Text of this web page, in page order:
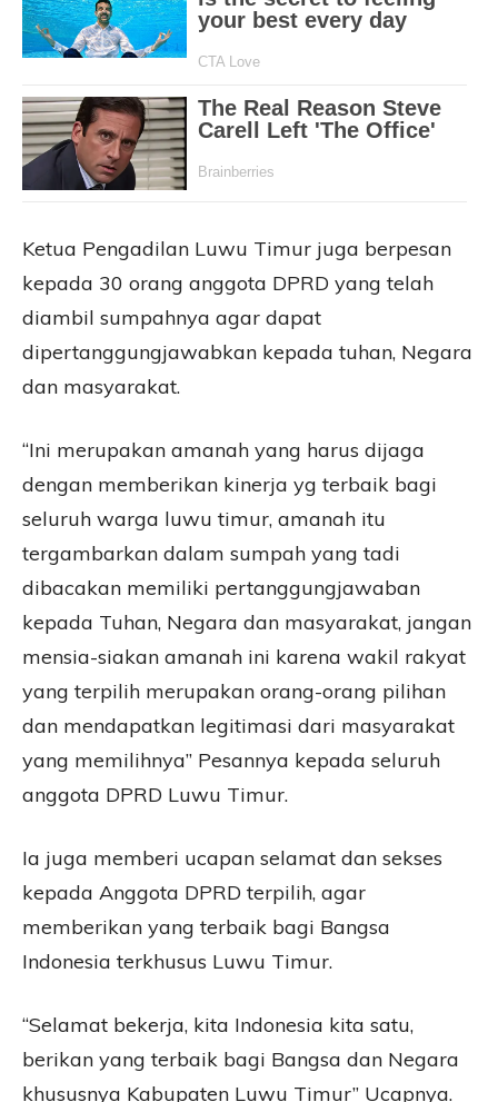
Ketua Pengadilan Luwu Timur juga berpesan
kepada 30 orang anggota DPRD yang telah
diambil sumpahnya agar dapat
dipertanggungjawabkan kepada tuhan, Negara
dan masyarakat.
“Ini merupakan amanah yang harus dijaga
dengan memberikan kinerja yg terbaik bagi
seluruh warga luwu timur, amanah itu
tergambarkan dalam sumpah yang tadi
dibacakan memiliki pertanggungjawaban
kepada Tuhan, Negara dan masyarakat, jangan
mensia-siakan amanah ini karena wakil rakyat
yang terpilih merupakan orang-orang pilihan
dan mendapatkan legitimasi dari masyarakat
yang memilihnya” Pesannya kepada seluruh
anggota DPRD Luwu Timur.
Ia juga memberi ucapan selamat dan sekses
kepada Anggota DPRD terpilih, agar
memberikan yang terbaik bagi Bangsa
Indonesia terkhusus Luwu Timur.
“Selamat bekerja, kita Indonesia kita satu,
berikan yang terbaik bagi Bangsa dan Negara
khususnya Kabupaten Luwu Timur” Ucapnya.